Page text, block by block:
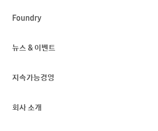
Foundry
뉴스 & 이벤트
지속가능경영
회사 소개